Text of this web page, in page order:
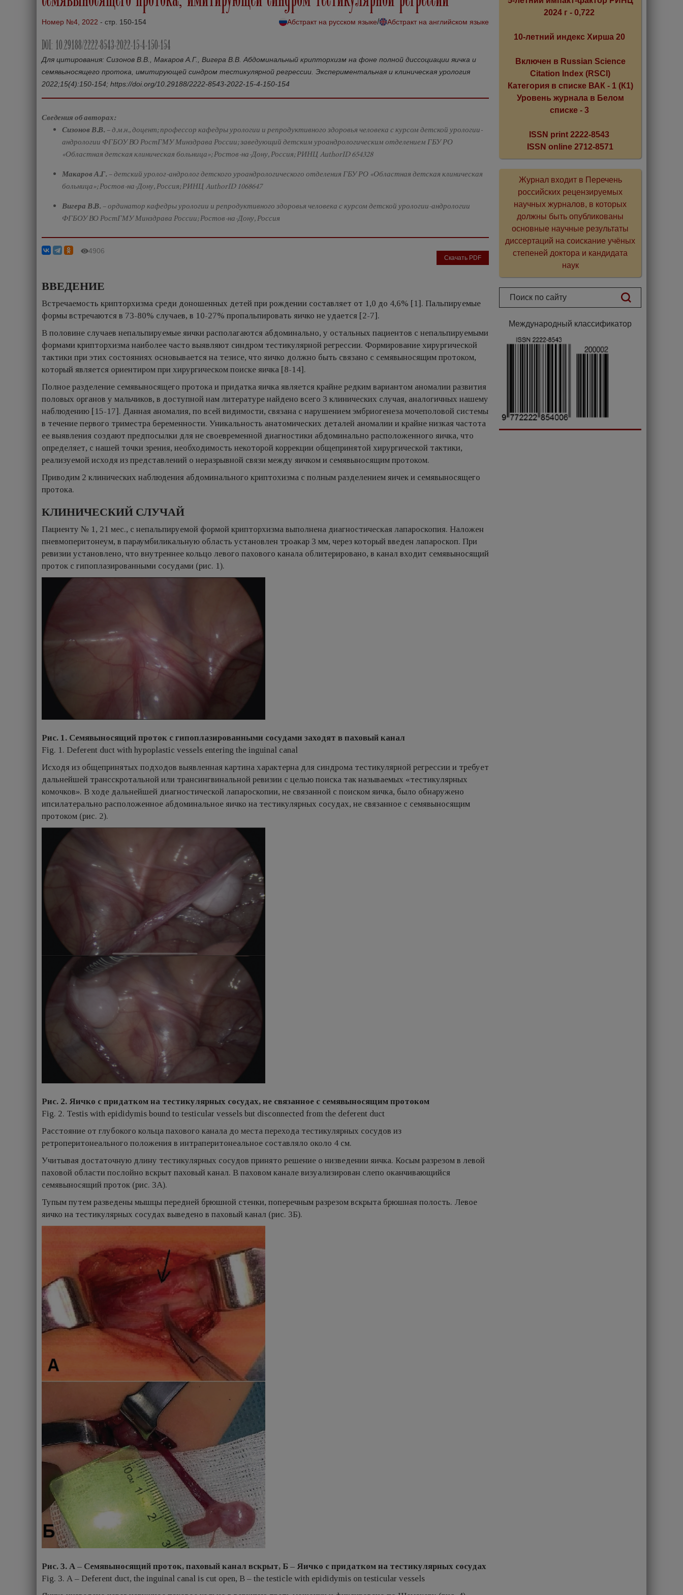
Номер №4, 2022 - стр. 150-154 Абстракт на русском языке/ Абстракт на английском языке
DOI: 10.29188/2222-8543-2022-15-4-150-154
Для цитирования: Сизонов В.В., Макаров А.Г., Вигера В.В. Абдоминальный крипторхизм на фоне полной диссоциации яичка и
семявыносящего протока, имитирующей синдром тестикулярной регрессии. Экспериментальная и клиническая урология
2022;15(4):150-154; https://doi.org/10.29188/2222-8543-2022-15-4-150-154
Сведения об авторах:
Сизонов В.В. – д.м.н., доцент; профессор кафедры урологии и репродуктивного здоровья человека с курсом детской урологии-
андрологии ФГБОУ ВО РостГМУ Минздрава России; заведующий детским уроандрологическим отделением ГБУ РО
«Областная детская клиническая больница»; Ростов-на-Дону, Россия; РИНЦ AuthorID 654328
Макаров А.Г. – детский уролог-андролог детского уроандрологического отделения ГБУ РО «Областная детская клиническая
больница»; Ростов-на-Дону, Россия; РИНЦ AuthorID 1068647
Вигера В.В. – ординатор кафедры урологии и репродуктивного здоровья человека с курсом детской урологии-андрологии
ФГБОУ ВО РостГМУ Минздрава России; Ростов-на-Дону, Россия
4906
Скачать PDF
ВВЕДЕНИЕ
Встречаемость крипторхизма среди доношенных детей при рождении составляет от 1,0 до 4,6% [1]. Пальпируемые
формы встречаются в 73-80% случаев, в 10-27% пропальпировать яичко не удается [2-7].
В половине случаев непальпируемые яички располагаются абдоминально, у остальных пациентов с непальпируемыми
формами крипторхизма наиболее часто выявляют синдром тестикулярной регрессии. Формирование хирургической
тактики при этих состояниях основывается на тезисе, что яичко должно быть связано с семявыносящим протоком,
который является ориентиром при хирургическом поиске яичка [8-14].
Полное разделение семявыносящего протока и придатка яичка является крайне редким вариантом аномалии развития
половых органов у мальчиков, в доступной нам литературе найдено всего 3 клинических случая, аналогичных нашему
наблюдению [15-17]. Данная аномалия, по всей видимости, связана с нарушением эмбриогенеза мочеполовой системы
в течение первого триместра беременности. Уникальность анатомических деталей аномалии и крайне низкая частота
ее выявления создают предпосылки для не своевременной диагностики абдоминально расположенного яичка, что
определяет, с нашей точки зрения, необходимость некоторой коррекции общепринятой хирургической тактики,
реализуемой исходя из представлений о неразрывной связи между яичком и семявыносящим протоком.
Приводим 2 клинических наблюдения абдоминального криптохизма с полным разделением яичек и семявыносящего
протока.
КЛИНИЧЕСКИЙ СЛУЧАЙ
Пациенту № 1, 21 мес., с непальпируемой формой крипторхизма выполнена диагностическая лапароскопия. Наложен
пневмоперитонеум, в параумбиликальную область установлен троакар 3 мм, через который введен лапароскоп. При
ревизии установлено, что внутреннее кольцо левого пахового канала облитерировано, в канал входит семявыносящий
проток с гипоплазированными сосудами (рис. 1).
Рис. 1. Семявыносящий проток с гипоплазированными сосудами заходят в паховый канал
Fig. 1. Deferent duct with hypoplastic vessels entering the inguinal canal
Исходя из общепринятых подходов выявленная картина характерна для синдрома тестикулярной регрессии и требует
дальнейшей трансскротальной или трансингвинальной ревизии с целью поиска так называемых «тестикулярных
комочков». В ходе дальнейшей диагностической лапароскопии, не связанной с поиском яичка, было обнаружено
ипсилатерально расположенное абдоминальное яичко на тестикулярных сосудах, не связанное с семявыносящим
протоком (рис. 2).
Рис. 2. Яичко с придатком на тестикулярных сосудах, не связанное с семявыносящим протоком
Fig. 2. Testis with epididymis bound to testicular vessels but disconnected from the deferent duct
Расстояние от глубокого кольца пахового канала до места перехода тестикулярных сосудов из
ретроперитонеального положения в интраперитонеальное составляло около 4 см.
Учитывая достаточную длину тестикулярных сосудов принято решение о низведении яичка. Косым разрезом в левой
паховой области послойно вскрыт паховый канал. В паховом канале визуализирован слепо оканчивающийся
семявыносящий проток (рис. 3А).
Тупым путем разведены мышцы передней брюшной стенки, поперечным разрезом вскрыта брюшная полость. Левое
яичко на тестикулярных сосудах выведено в паховый канал (рис. 3Б).
Рис. 3. А – Семявыносящий проток, паховый канал вскрыт, Б – Яичко с придатком на тестикулярных сосудах
Fig. 3. А – Deferent duct, the inguinal canal is cut open, B – the testicle with epididymis on testicular vessels
2024 г - 0,722
10-летний индекс Хирша 20
Включен в Russian Science
Citation Index (RSCI)
Категория в списке ВАК - 1 (К1)
Уровень журнала в Белом
списке - 3
ISSN print 2222-8543
ISSN online 2712-8571
Журнал входит в Перечень
российских рецензируемых
научных журналов, в которых
должны быть опубликованы
основные научные результаты
диссертаций на соискание учёных
степеней доктора и кандидата
наук
Международный классификатор